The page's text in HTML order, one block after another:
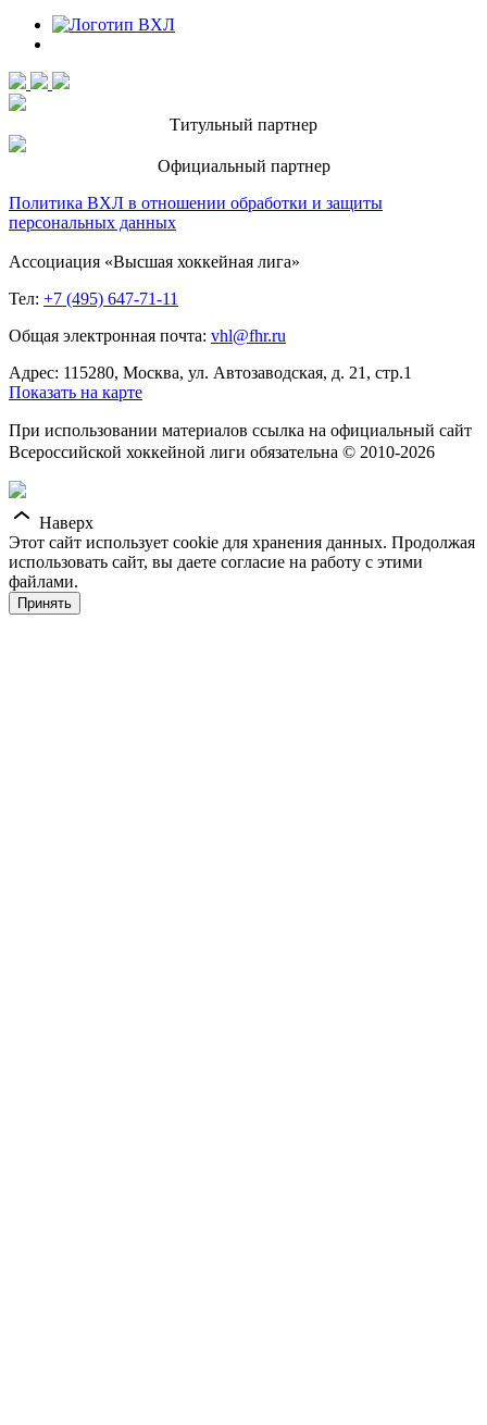
Титульный партнер
Официальный партнер
Политика ВХЛ в отношении обработки и защиты
персональных данных
Ассоциация «Высшая хоккейная лига»
Тел: +7 (495) 647-71-11
Общая электронная почта: vhl@fhr.ru
Адрес: 115280, Москва, ул. Автозаводская, д. 21, стр.1
Показать на карте
При использовании материалов ссылка на официальный сайт
Всероссийской хоккейной лиги обязательна © 2010-2026
Наверх
Этот сайт использует cookie для хранения данных. Продолжая
использовать сайт, вы даете согласие на работу с этими
файлами.
Принять